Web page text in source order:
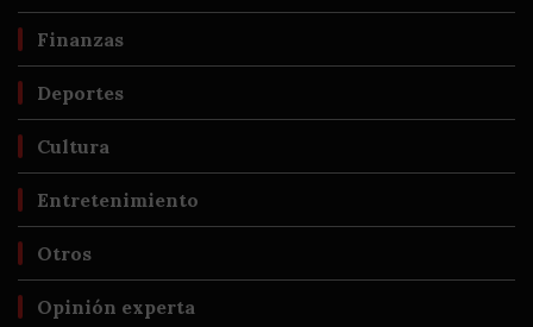
Finanzas
Deportes
Cultura
Entretenimiento
Otros
Opinión experta